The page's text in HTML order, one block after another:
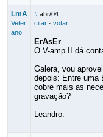
LmA
Veter
ano
# abr/04
citar· votar
ErAsEr
O V-amp II dá
Galera, vou
depois: Entre uma
cobre mais as
gravação?
Leandro.